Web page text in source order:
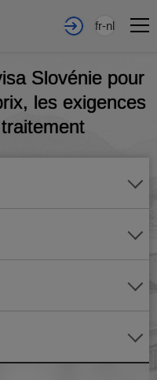
fr-nl
Slovénie pour
les exigences